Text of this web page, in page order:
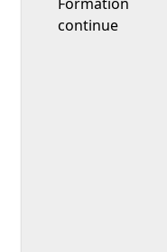
continue